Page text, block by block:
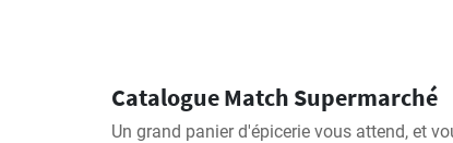
Catalogue Match Supermarché
Un grand panier d'épicerie vous attend, et